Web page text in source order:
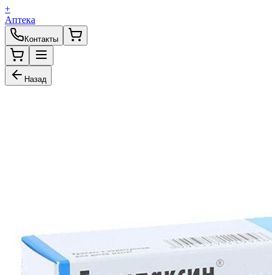
+
Аптека
Контакты
Назад